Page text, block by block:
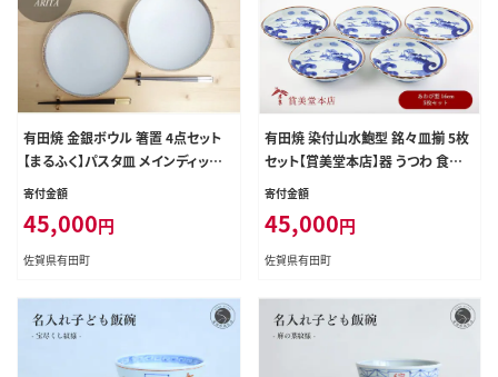
有田焼 金銀ボウル 箸置 4点セット
【まるふく】パスタ皿 メインディッシュ
ボウル ゴールド シルバー モダンな
皿 結婚祝 贈り物 ギフト 金銀箸置 か
わいい箸置 45000円 aq052
寄付金額
45,000円
佐賀県有田町
有田焼 染付山水鮑型 銘々皿揃 5枚
セット【賞美堂本店】器 うつわ 食器 5
枚 セット 染付 あわび アワビ 皿 取
寄付金額
45,000円
佐賀県有田町